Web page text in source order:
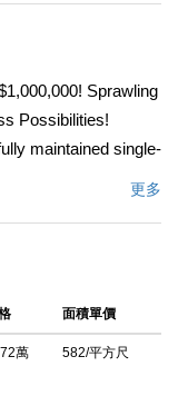
Sprawling
Possibilities!
maintained single-
to relax,
room with a
updated kitchen
bedrooms offering
更多
面積單價
萬 582/平方尺